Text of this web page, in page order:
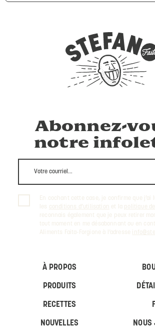
À PROPOS
PRODUITS
RECETTES
NOUVELLES NOUS
Abonnez-
notre
En cochant cette case, je confirme que j’ai
les conditions d’utilisation et la politique
reconnais également que je peux retirer
tout moment en me désabonnant ou en
Aliments Faita-Forgione à l’adresse